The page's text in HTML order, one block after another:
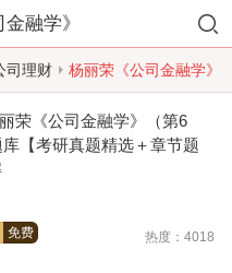
融学》
司理财 杨丽荣《公司金融学》
荣《公司金融学》（第6
【考研真题精选＋章节题
免费 热度：4018